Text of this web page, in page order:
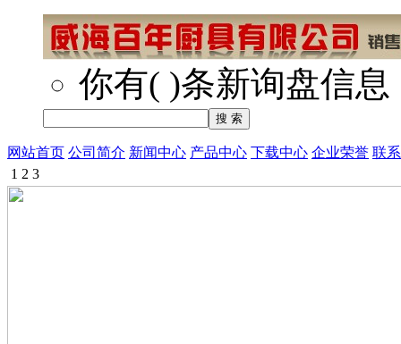
你有( )条新询盘信息
网站首页 公司简介 新闻中心 产品中心 下载中心 企业荣誉 联
1 2 3